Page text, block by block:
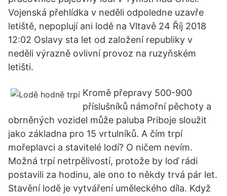
Vojenská přehlídka v neděli odpoledne uzavře
letiště, nepoplují ani lodě na Vltavě 24 Říj 2018
12:02 Oslavy sta let od založení republiky v
neděli výrazně ovlivní provoz na ruzyňském
letišti.
Kromě přepravy 500-900
příslušníků námořní pěchoty a
obrněných vozidel může paluba Priboje sloužit
jako základna pro 15 vrtulníků. A čím trpí
mořeplavci a stavitelé lodí? O ničem nevím.
Možná trpí netrpělivostí, protože by loď rádi
postavili za hodinu, ale ono to někdy trvá pár let.
Stavění lodě je vytváření uměleckého díla. Když